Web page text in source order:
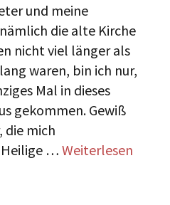
und meine
die alte Kirche
nicht viel länger als
waren, bin ich nur,
Mal in dieses
gekommen. Gewiß
die mich
… Weiterlesen